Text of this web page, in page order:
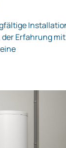
der Erfahrung mit